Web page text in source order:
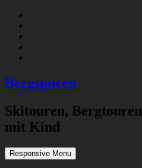
Bergspuren
Skitouren,
mit Kind
Responsive Menu